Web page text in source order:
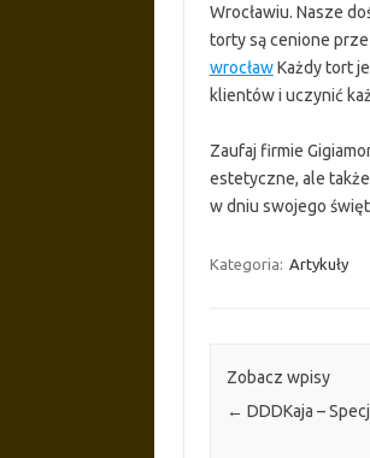
Wrocławiu. Nasze
torty są cenione
wrocławKażdy tort
klientów i uczynić
Zaufaj firmie
estetyczne, ale
w dniu swojego
Kategoria: Artykuły
Zobacz wpisy
← DDDKaja –